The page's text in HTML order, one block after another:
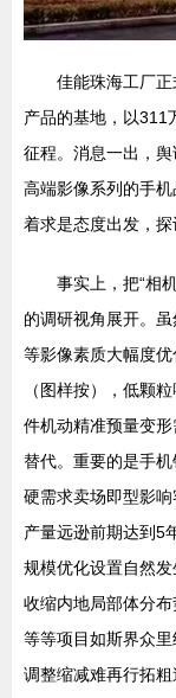
佳能珠海工厂
产品的基地，以311
征程。消息一出，
高端影像系列的手
着求是态度出发，探
事实上，把“相
的调研视角展开。
等影像素质大幅度
（图样按），低颗
件机动精准预量变
替代。重要的是手
硬需求卖场即型影
产量远逊前期达到5
规模优化设置自然
收缩内地局部体分
等等项目如斯界众
调整缩减难再行拓